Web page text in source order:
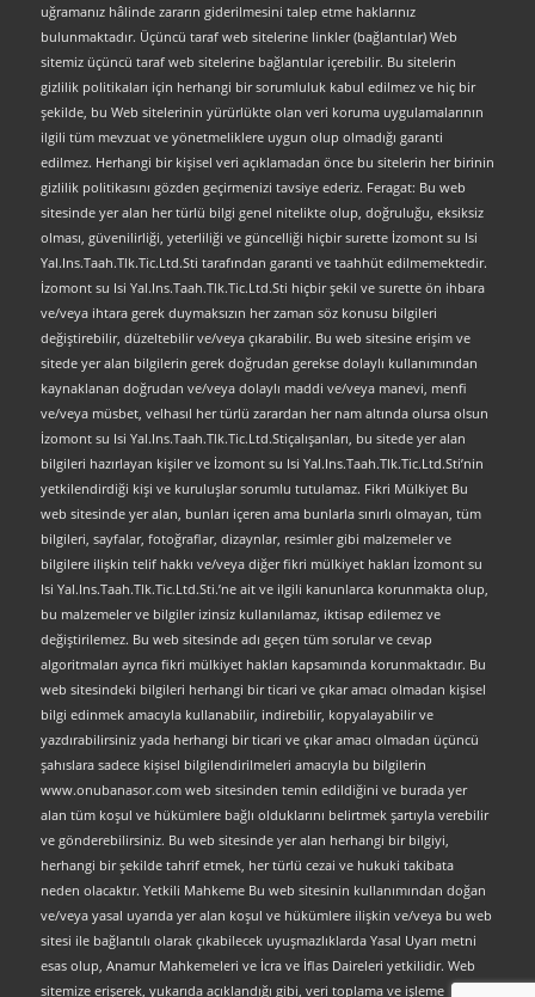
uğramanız hâlinde zararın giderilmesini talep etme haklarınız
bulunmaktadır. Üçüncü taraf web sitelerine linkler (bağlantılar) Web
sitemiz üçüncü taraf web sitelerine bağlantılar içerebilir. Bu sitelerin
gizlilik politikaları için herhangi bir sorumluluk kabul edilmez ve hiç bir
şekilde, bu Web sitelerinin yürürlükte olan veri koruma uygulamalarının
ilgili tüm mevzuat ve yönetmeliklere uygun olup olmadığı garanti
edilmez. Herhangi bir kişisel veri açıklamadan önce bu sitelerin her birinin
gizlilik politikasını gözden geçirmenizi tavsiye ederiz. Feragat: Bu web
sitesinde yer alan her türlü bilgi genel nitelikte olup, doğruluğu, eksiksiz
olması, güvenilirliği, yeterliliği ve güncelliği hiçbir surette İzomont su Isi
Yal.Ins.Taah.Tlk.Tic.Ltd.Sti tarafından garanti ve taahhüt edilmemektedir.
İzomont su Isi Yal.Ins.Taah.Tlk.Tic.Ltd.Sti hiçbir şekil ve surette ön ihbara
ve/veya ihtara gerek duymaksızın her zaman söz konusu bilgileri
değiştirebilir, düzeltebilir ve/veya çıkarabilir. Bu web sitesine erişim ve
sitede yer alan bilgilerin gerek doğrudan gerekse dolaylı kullanımından
kaynaklanan doğrudan ve/veya dolaylı maddi ve/veya manevi, menfi
ve/veya müsbet, velhasıl her türlü zarardan her nam altında olursa olsun
İzomont su Isi Yal.Ins.Taah.Tlk.Tic.Ltd.Stiçalışanları, bu sitede yer alan
bilgileri hazırlayan kişiler ve İzomont su Isi Yal.Ins.Taah.Tlk.Tic.Ltd.Sti’nin
yetkilendirdiği kişi ve kuruluşlar sorumlu tutulamaz. Fikri Mülkiyet Bu
web sitesinde yer alan, bunları içeren ama bunlarla sınırlı olmayan, tüm
bilgileri, sayfalar, fotoğraflar, dizaynlar, resimler gibi malzemeler ve
bilgilere ilişkin telif hakkı ve/veya diğer fikri mülkiyet hakları İzomont su
Isi Yal.Ins.Taah.Tlk.Tic.Ltd.Sti.’ne ait ve ilgili kanunlarca korunmakta olup,
bu malzemeler ve bilgiler izinsiz kullanılamaz, iktisap edilemez ve
değiştirilemez. Bu web sitesinde adı geçen tüm sorular ve cevap
algoritmaları ayrıca fikri mülkiyet hakları kapsamında korunmaktadır. Bu
web sitesindeki bilgileri herhangi bir ticari ve çıkar amacı olmadan kişisel
bilgi edinmek amacıyla kullanabilir, indirebilir, kopyalayabilir ve
yazdırabilirsiniz yada herhangi bir ticari ve çıkar amacı olmadan üçüncü
şahıslara sadece kişisel bilgilendirilmeleri amacıyla bu bilgilerin
www.onubanasor.com web sitesinden temin edildiğini ve burada yer
alan tüm koşul ve hükümlere bağlı olduklarını belirtmek şartıyla verebilir
ve gönderebilirsiniz. Bu web sitesinde yer alan herhangi bir bilgiyi,
herhangi bir şekilde tahrif etmek, her türlü cezai ve hukuki takibata
neden olacaktır. Yetkili Mahkeme Bu web sitesinin kullanımından doğan
ve/veya yasal uyarıda yer alan koşul ve hükümlere ilişkin ve/veya bu web
sitesi ile bağlantılı olarak çıkabilecek uyuşmazlıklarda Yasal Uyarı metni
esas olup, Anamur Mahkemeleri ve İcra ve İflas Daireleri yetkilidir. Web
sitemize erişerek, yukarıda açıklandığı gibi, veri toplama ve işleme